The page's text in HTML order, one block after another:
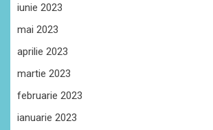
iunie 2023
mai 2023
aprilie 2023
martie 2023
februarie 2023
ianuarie 2023